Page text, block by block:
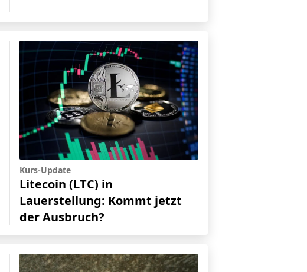
Kurs-Update
Litecoin (LTC) in
Lauerstellung: Kommt jetzt
der Ausbruch?